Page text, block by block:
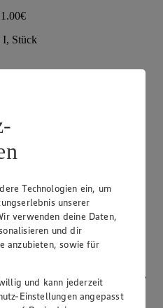
I, Stück
Bayern, Kl. I, je 250g Packung,
Technologien ein, um
unserer
verwenden deine Daten,
und dir
anzubieten, sowie für
und kann jederzeit
Einstellungen angepasst